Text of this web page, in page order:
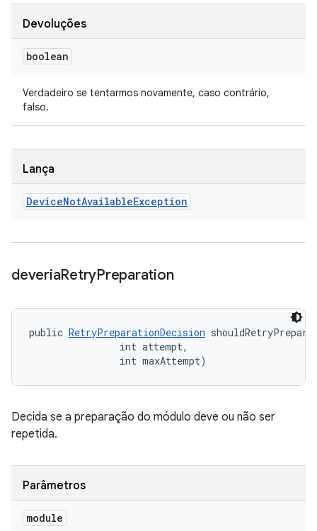
Devoluções
boolean
Verdadeiro se tentarmos novamente, caso contrário,
falso.
Lança
DeviceNotAvailableException
deveriaRetryPreparation
public RetryPreparationDecision
                int attempt,
                int maxAttempt)
Decida se a preparação do módulo deve ou não ser
repetida.
Parâmetros
module